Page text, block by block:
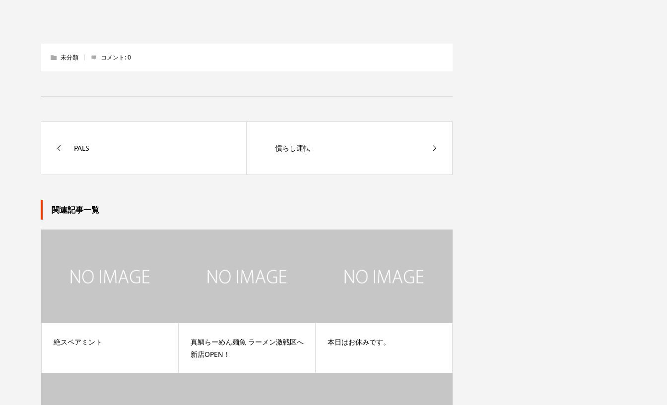
未分類 コメント:0
PALS 慣らし運転
関連記事一覧
絶スペアミント
真鯛らーめん麺魚 ラーメン激戦区へ
新店OPEN！
本日はお休みです。